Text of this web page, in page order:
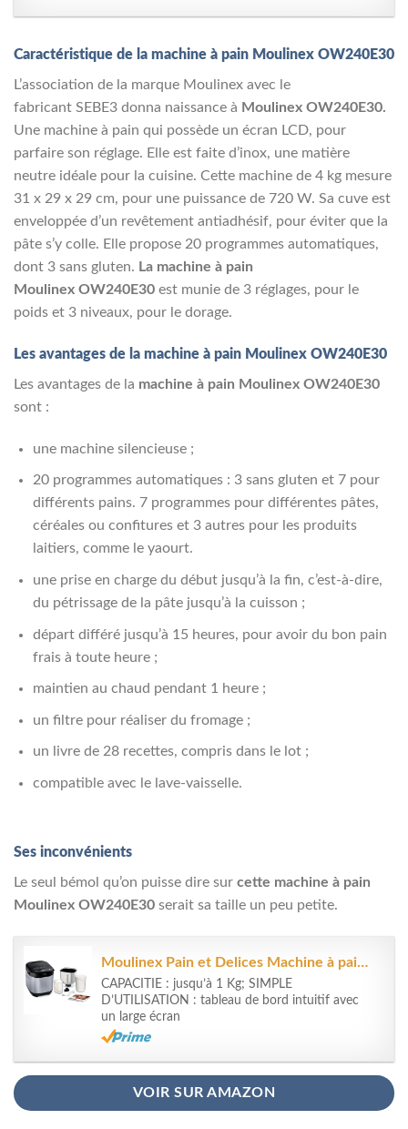
Caractéristique de la machine à pain Moulinex OW240E30
L’association de la marque Moulinex avec le
fabricant SEBE3 donna naissance à Moulinex OW240E30.
Une machine à pain qui possède un écran LCD, pour
parfaire son réglage. Elle est faite d’inox, une matière
neutre idéale pour la cuisine. Cette machine de 4 kg mesure
31 x 29 x 29 cm, pour une puissance de 720 W. Sa cuve est
enveloppée d’un revêtement antiadhésif, pour éviter que la
pâte s’y colle. Elle propose 20 programmes automatiques,
dont 3 sans gluten. La machine à pain
Moulinex OW240E30 est munie de 3 réglages, pour le
poids et 3 niveaux, pour le dorage.
Les avantages de la machine à pain Moulinex OW240E30
Les avantages de la machine à pain Moulinex OW240E30
sont :
une machine silencieuse ;
20 programmes automatiques : 3 sans gluten et 7 pour
différents pains. 7 programmes pour différentes pâtes,
céréales ou confitures et 3 autres pour les produits
laitiers, comme le yaourt.
une prise en charge du début jusqu’à la fin, c’est-à-dire,
du pétrissage de la pâte jusqu’à la cuisson ;
départ différé jusqu’à 15 heures, pour avoir du bon pain
frais à toute heure ;
maintien au chaud pendant 1 heure ;
un filtre pour réaliser du fromage ;
un livre de 28 recettes, compris dans le lot ;
compatible avec le lave-vaisselle.
Ses inconvénients
Le seul bémol qu’on puisse dire sur cette machine à pain
Moulinex OW240E30 serait sa taille un peu petite.
Moulinex Pain et Delices Machine à pain 1Kg 720W 20 programmes...
CAPACITIE : jusqu’à 1 Kg; SIMPLE
D’UTILISATION : tableau de bord intuitif avec
un large écran
VOIR SUR AMAZON